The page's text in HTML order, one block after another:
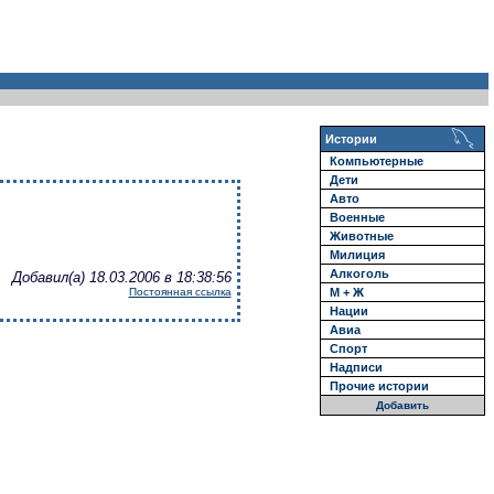
Добавил(а) 18.03.2006 в 18:38:56
Постоянная ссылка
Истории
Компьютерные
Дети
Авто
Военные
Животные
Милиция
Алкоголь
М + Ж
Нации
Авиа
Спорт
Надписи
Прочие истории
Добавить